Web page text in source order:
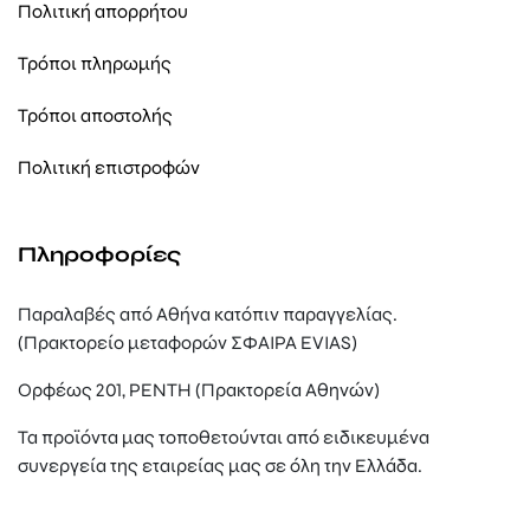
Πολιτική απορρήτου
Τρόποι πληρωμής
Τρόποι αποστολής
Πολιτική επιστροφών
Πληροφορίες
Παραλαβές από Αθήνα κατόπιν παραγγελίας.
(Πρακτορείο μεταφορών ΣΦΑΙΡΑ EVIAS)
Ορφέως 201, ΡΕΝΤΗ (Πρακτορεία Αθηνών)
Τα προϊόντα μας τοποθετούνται από ειδικευμένα
συνεργεία της εταιρείας μας σε όλη την Ελλάδα.